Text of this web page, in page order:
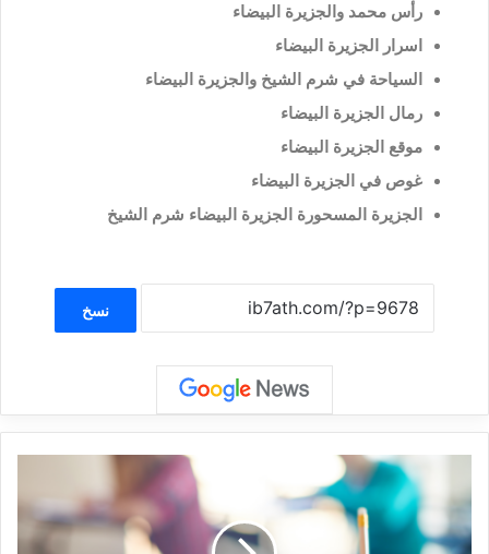
رأس محمد والجزيرة البيضاء
اسرار الجزيرة البيضاء
السياحة في شرم الشيخ والجزيرة البيضاء
رمال الجزيرة البيضاء
موقع الجزيرة البيضاء
غوص في الجزيرة البيضاء
الجزيرة المسحورة الجزيرة البيضاء شرم الشيخ
نسخ